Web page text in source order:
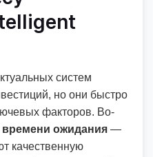
систем
но они быстро
факторов. Во-
ожидания —
качественную